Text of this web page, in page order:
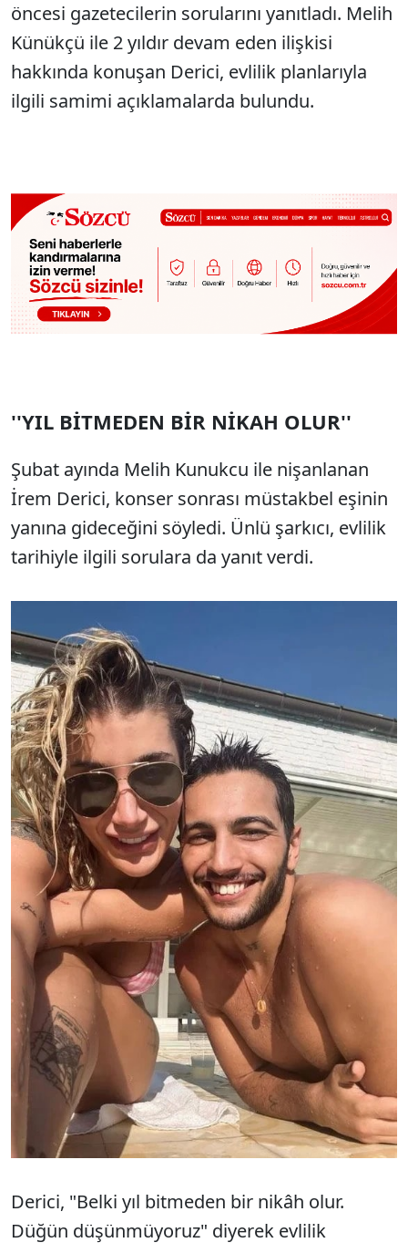
öncesi gazetecilerin sorularını yanıtladı. Melih
Künükçü ile 2 yıldır devam eden ilişkisi
hakkında konuşan Derici, evlilik planlarıyla
ilgili samimi açıklamalarda bulundu.
''YIL BİTMEDEN BİR NİKAH OLUR''
Şubat ayında Melih Kunukcu ile nişanlanan
İrem Derici, konser sonrası müstakbel eşinin
yanına gideceğini söyledi. Ünlü şarkıcı, evlilik
tarihiyle ilgili sorulara da yanıt verdi.
Derici, "Belki yıl bitmeden bir nikâh olur.
Düğün düşünmüyoruz" diyerek evlilik